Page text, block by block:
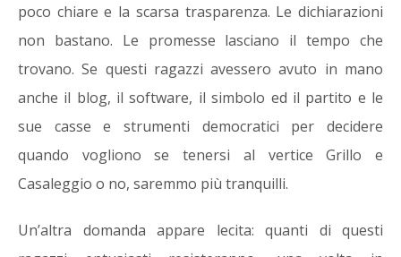
poco chiare e la scarsa trasparenza. Le dichiarazioni
non bastano. Le promesse lasciano il tempo che
trovano. Se questi ragazzi avessero avuto in mano
anche il blog, il software, il simbolo ed il partito e le
sue casse e strumenti democratici per decidere
quando vogliono se tenersi al vertice Grillo e
Casaleggio o no, saremmo più tranquilli.
Un’altra domanda appare lecita: quanti di questi